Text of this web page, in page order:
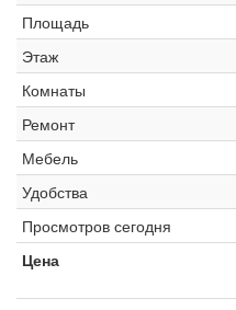
Площадь
Этаж
Комнаты
Ремонт
Мебель
Удобства
Просмотров сегодня
Цена